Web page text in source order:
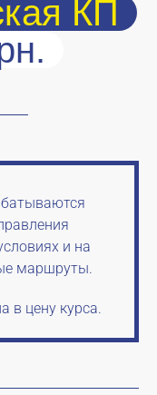
КП
и на
маршруты.
в цену курса.